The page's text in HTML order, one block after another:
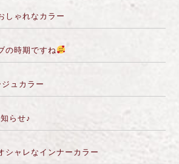
しゃれなカラー
の時期ですね
ュカラー
らせ♪
シャレなインナーカラー